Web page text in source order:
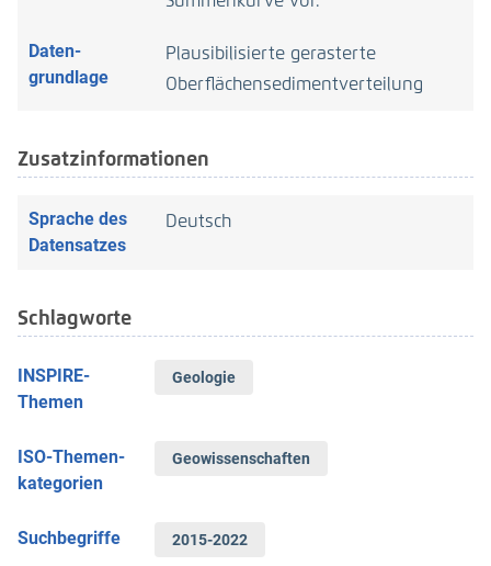
Daten­
grundlage
Plausibilisierte gerasterte
Oberflächensedimentverteilung
Zusatzinformationen
Sprache des
Daten­satzes
Deutsch
Schlag­worte
INSPIRE-
Themen
Geologie
ISO-Themen­
kategorien
Geowissenschaften
Suchbegriffe 2015-2022